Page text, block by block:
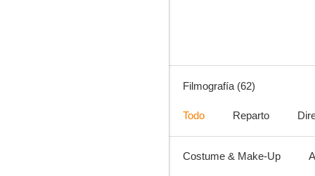
Lost in Translation
Filmografía (62)
Todo Reparto
Costume & Make-Up